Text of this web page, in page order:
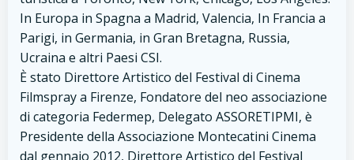
In Europa in Spagna a Madrid, Valencia, In Francia a
Parigi, in Germania, in Gran Bretagna, Russia,
Ucraina e altri Paesi CSI.
È stato Direttore Artistico del Festival di Cinema
Filmspray a Firenze, Fondatore del neo associazione
di categoria Federmep, Delegato ASSORETIPMI, è
Presidente della Associazione Montecatini Cinema
dal gennaio 2012, Direttore Artistico del Festival